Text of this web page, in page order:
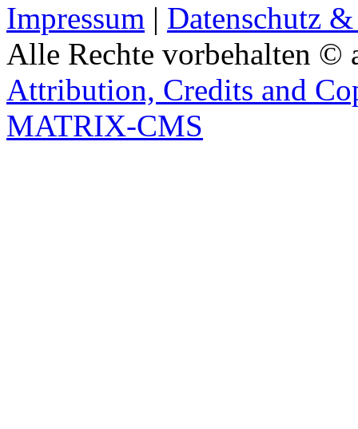
Impressum | Datenschutz
Alle Rechte vorbehalten ©
Attribution, Credits and
MATRIX-CMS